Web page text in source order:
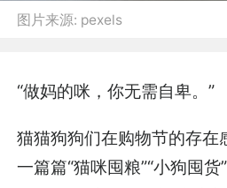
图片来源: pexels
“做妈的咪，你无需自卑。”
猫猫狗狗们在购物节的存在
一篇篇“猫咪囤粮”“小狗囤